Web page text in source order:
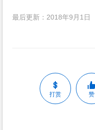
最后更新：2018年9月1日
打赏 赞